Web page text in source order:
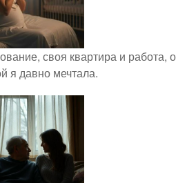
своя квартира и работа, о
я давно мечтала.